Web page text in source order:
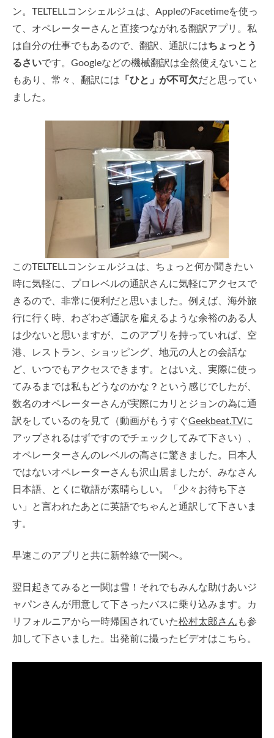
ン。TELTELLコンシェルジュは、AppleのFacetimeを使っ
て、オペレーターさんと直接つながれる翻訳アプリ。私
は自分の仕事でもあるので、翻訳、通訳にはちょっとう
るさいです。Googleなどの機械翻訳は全然使えないこと
もあり、常々、翻訳には 「ひと」が不可欠だと思ってい
ました。
このTELTELLコンシェルジュは、ちょっと何か聞きたい
時に気軽に、プロレベルの通訳さんに気軽にアクセスで
きるので、非常に便利だと思いました。例えば、海外旅
行に行く時、わざわざ通訳を雇えるような余裕のある人
は少ないと思いますが、このアプリを持っていれば、空
港、レストラン、ショッピング、地元の人との会話な
ど、いつでもアクセスできます。とはいえ、実際に使っ
てみるまでは私もどうなのかな？という感じでしたが、
数名のオペレーターさんが実際にカリとジョンの為に通
訳をしているのを見て（動画がもうすぐGeekbeat.TVに
アップされるはずですのでチェックしてみて下さい）、
オペレーターさんのレベルの高さに驚きました。日本人
ではないオペレーターさんも沢山居ましたが、みなさん
日本語、とくに敬語が素晴らしい。「少々お待ち下さ
い」と言われたあとに英語でちゃんと通訳して下さいま
す。
早速このアプリと共に新幹線で一関へ。
翌日起きてみると一関は雪！それでもみんな助けあいジ
ャパンさんが用意して下さったバスに乗り込みます。カ
リフォルニアから一時帰国されていた松村太郎さん も参
加して下さいました。出発前に撮ったビデオはこちら。